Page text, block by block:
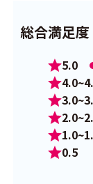
総合満足度
5.0
0.5